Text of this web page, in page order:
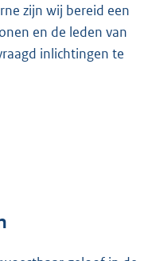
zijn wij bereid een
en de leden van
inlichtingen te